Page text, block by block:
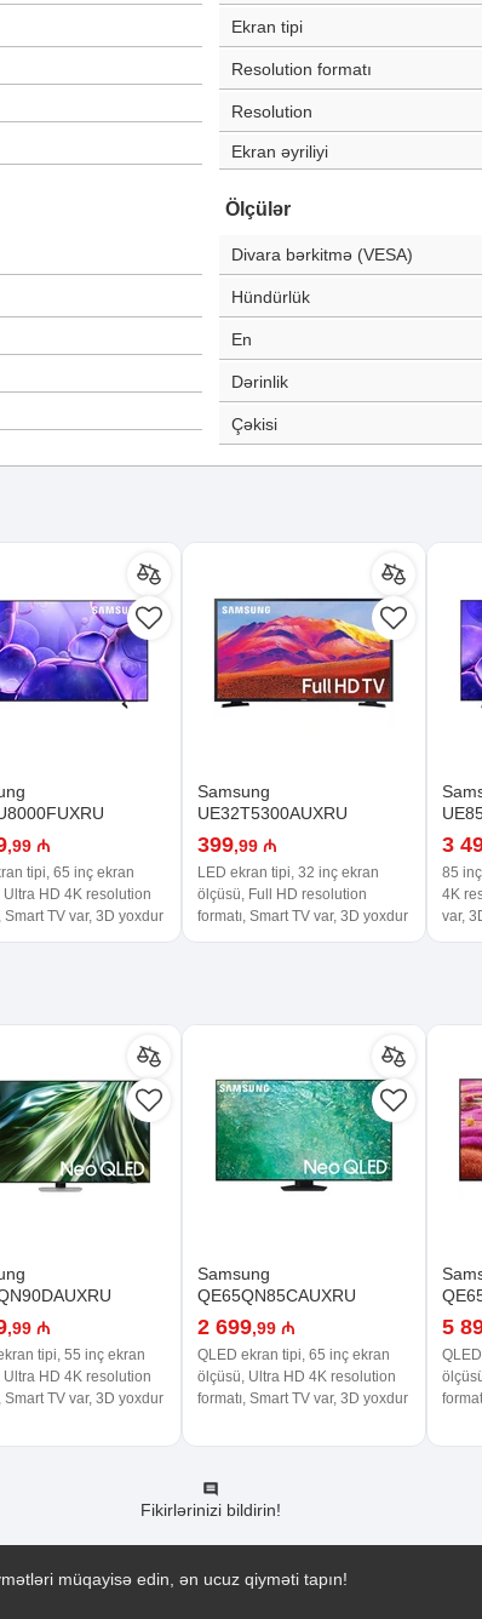
Ekran tipi
Resolution formatı
Resolution
Ekran əyriliyi
Ölçülər
Divara bərkitmə (VESA)
Hündürlük
En
Dərinlik
Çəkisi
,99 ₼
tipi, 65 inç ekran
Ultra HD 4K resolution
Smart TV var, 3D yoxdur
Samsung
UE32T5300AUXRU
399,99 ₼
LED ekran tipi, 32 inç ekran
ölçüsü, Full HD resolution
formatı, Smart TV var, 3D yoxdur
3
85
4K
var,
,99 ₼
tipi, 55 inç ekran
Ultra HD 4K resolution
Smart TV var, 3D yoxdur
Samsung
QE65QN85CAUXRU
2 699,99 ₼
QLED ekran tipi, 65 inç ekran
ölçüsü, Ultra HD 4K resolution
formatı, Smart TV var, 3D yoxdur
5
Fikirlərinizi bildirin!
müqayisə edin, ən ucuz qiyməti tapın!